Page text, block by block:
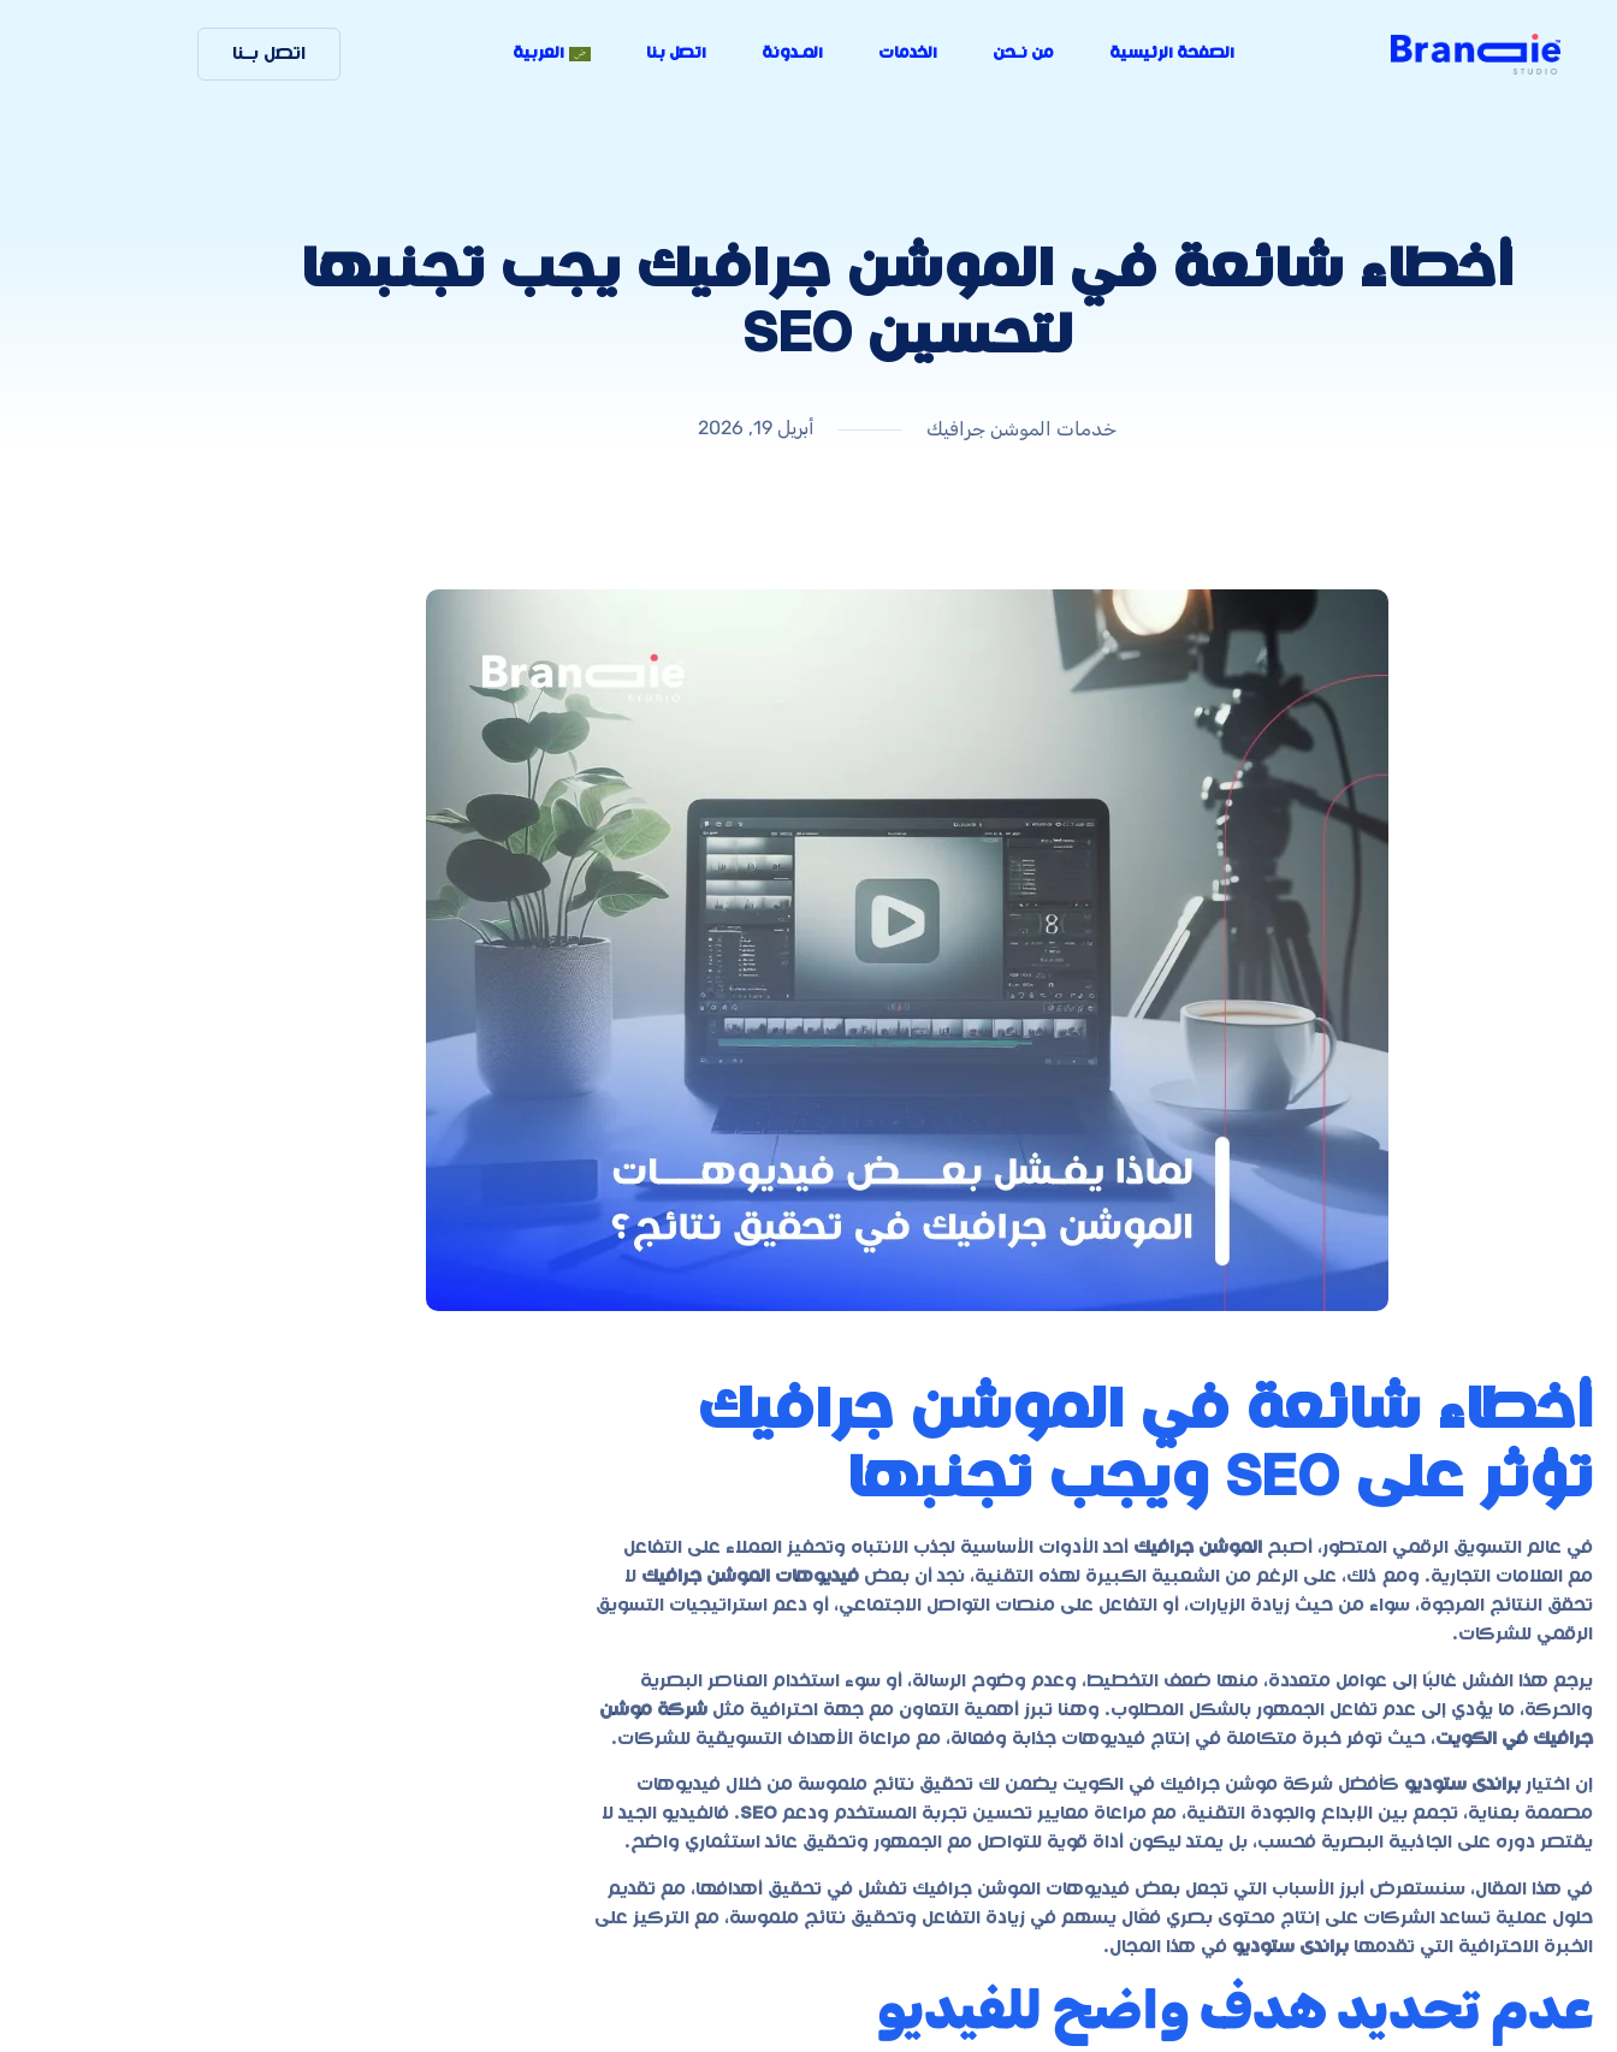
الصفحة الرئيسية من نـحن الخدمات المـدونة اتصل بنا العربية اتصل بـنا
أخطاء شائعة في الموشن جرافيك يجب تجنبها
لتحسين SEO
خدمات الموشن جرافيك أبريل 19, 2026
أخطاء شائعة في الموشن جرافيك
تؤثر على SEO ويجب تجنبها
في عالم التسويق الرقمي المتطور، أصبح الموشن جرافيك أحد الأدوات الأساسية لجذب الانتباه وتحفيز العملاء على التفاعل
مع العلامات التجارية. ومع ذلك، على الرغم من الشعبية الكبيرة لهذه التقنية، نجد أن بعض فيديوهات الموشن جرافيك لا
تحقق النتائج المرجوة، سواء من حيث زيادة الزيارات، أو التفاعل على منصات التواصل الاجتماعي، أو دعم استراتيجيات التسويق
الرقمي للشركات.
يرجع هذا الفشل غالبًا إلى عوامل متعددة، منها ضعف التخطيط، وعدم وضوح الرسالة، أو سوء استخدام العناصر البصرية
والحركة، ما يؤدي إلى عدم تفاعل الجمهور بالشكل المطلوب. وهنا تبرز أهمية التعاون مع جهة احترافية مثل شركة موشن
جرافيك في الكويت، حيث توفر خبرة متكاملة في إنتاج فيديوهات جذابة وفعالة، مع مراعاة الأهداف التسويقية للشركات.
إن اختيار براندى ستوديو كأفضل شركة موشن جرافيك في الكويت يضمن لك تحقيق نتائج ملموسة من خلال فيديوهات
مصممة بعناية، تجمع بين الإبداع والجودة التقنية، مع مراعاة معايير تحسين تجربة المستخدم ودعم SEO. فالفيديو الجيد لا
يقتصر دوره على الجاذبية البصرية فحسب، بل يمتد ليكون أداة قوية للتواصل مع الجمهور وتحقيق عائد استثماري واضح.
في هذا المقال، سنستعرض أبرز الأسباب التي تجعل بعض فيديوهات الموشن جرافيك تفشل في تحقيق أهدافها، مع تقديم
حلول عملية تساعد الشركات على إنتاج محتوى بصري فعّال يسهم في زيادة التفاعل وتحقيق نتائج ملموسة، مع التركيز على
الخبرة الاحترافية التي تقدمها براندى ستوديو في هذا المجال.
عدم تحديد هدف واضح للفيديو